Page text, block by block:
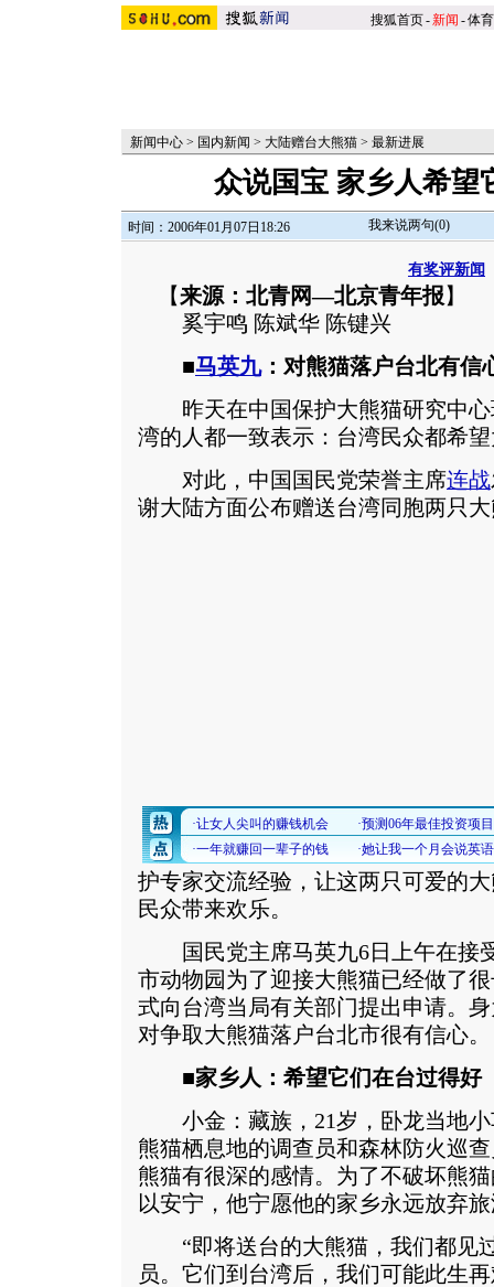
搜狐首页-新闻 -体育
新闻中心 > 国内新闻 > 大陆赠台大熊猫 > 最新进展
众说国宝 家乡人希望
时间：2006年01月07日18:26 我来说两句(0)
有奖评新闻
【来源：北青网—北京青年报 】
奚宇鸣 陈斌华 陈键兴
■马英九：对熊猫落户台北有信
昨天在中国保护大熊猫研究中心
湾的人都一致表示：台湾民众都希
对此，中国国民党荣誉主席连战
谢大陆方面公布赠送台湾同胞两只
护专家交流经验，让这两只可爱的
民众带来欢乐。
国民党主席马英九6日上午在接
市动物园为了迎接大熊猫已经做了
式向台湾当局有关部门提出申请。
对争取大熊猫落户台北市很有信心。
■家乡人：希望它们在台过得好
小金：藏族，21岁，卧龙当地小
熊猫栖息地的调查员和森林防火巡
熊猫有很深的感情。为了不破坏熊
以安宁，他宁愿他的家乡永远放弃
“即将送台的大熊猫，我们都见
员。它们到台湾后，我们可能此生